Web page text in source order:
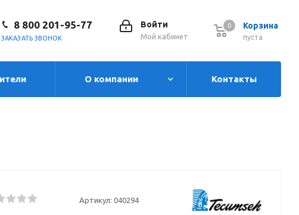
Корзина
0
пуста
0
Войти
Мой кабинет
8 800 201-95-77
ЗАКАЗАТЬ ЗВОНОК
О компании Контакты
Артикул: 040294